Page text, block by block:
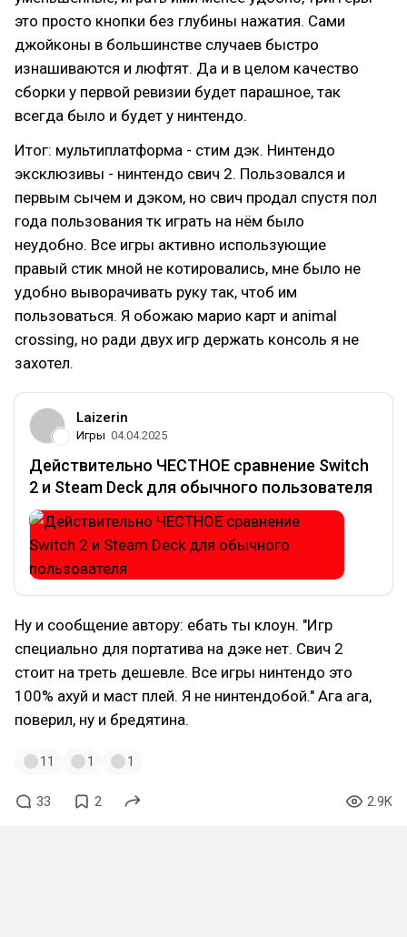
это просто кнопки без глубины нажатия. Сами
джойконы в большинстве случаев быстро
изнашиваются и люфтят. Да и в целом качество
сборки у первой ревизии будет парашное, так
всегда было и будет у нинтендо.
Итог: мультиплатформа - стим дэк. Нинтендо
эксклюзивы - нинтендо свич 2. Пользовался и
первым сычем и дэком, но свич продал спустя пол
года пользования тк играть на нём было
неудобно. Все игры активно использующие
правый стик мной не котировались, мне было не
удобно выворачивать руку так, чтоб им
пользоваться. Я обожаю марио карт и animal
crossing, но ради двух игр держать консоль я не
захотел.
Laizerin
Игры 04.04.2025
Действительно ЧЕСТНОЕ сравнение Switch
2 и Steam Deck для обычного пользователя
Ну и сообщение автору: ебать ты клоун. "Игр
специально для портатива на дэке нет. Свич 2
стоит на треть дешевле. Все игры нинтендо это
100% ахуй и маст плей. Я не нинтендобой." Ага ага,
поверил, ну и бредятина.
11 1 1
33 2 2.9K